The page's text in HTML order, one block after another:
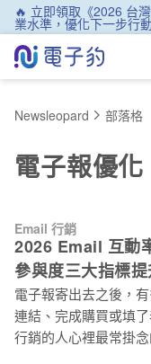
🔥 立即領取《2026 台
業水準，優化下一步行
Newsleopard 部落格
電子報優化
Email 行銷
2026 Email 互動
參與度三大指標
電子報寄出去之後，
連結、完成購買或填
行銷的人心裡最常掛念的事。 互動率的高低，